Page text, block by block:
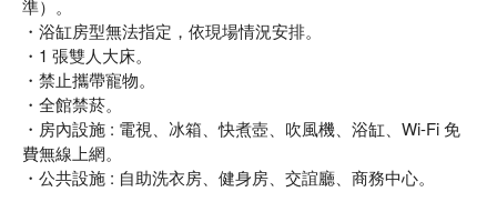
準）。
・浴缸房型無法指定，依現場情況安排。
・1 張雙人大床。
・禁止攜帶寵物。
・全館禁菸。
・房內設施 : 電視、冰箱、快煮壺、吹風機、浴缸、Wi-Fi 免
費無線上網。
・公共設施 : 自助洗衣房、健身房、交誼廳、商務中心。